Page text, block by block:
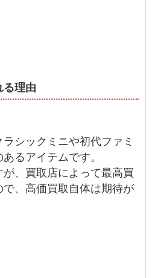
る理由
シックミニや初代ファミ
るアイテムです。
、買取店によって最高買
、高価買取自体は期待が